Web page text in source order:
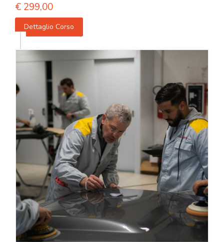
€ 299,00
Dettaglio Corso